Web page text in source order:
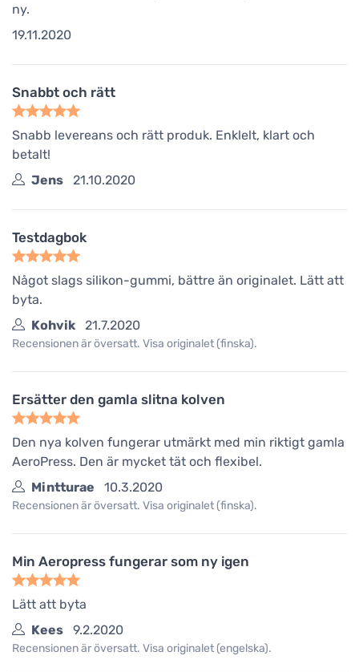
ny.
19.11.2020
Snabbt och rätt
Snabb levereans och rätt produk. Enklelt, klart och
betalt!
Jens
21.10.2020
Testdagbok
Något slags silikon-gummi, bättre än originalet. Lätt att
byta.
Kohvik
21.7.2020
Recensionen är översatt. Visa originalet (finska).
Ersätter den gamla slitna kolven
Den nya kolven fungerar utmärkt med min riktigt gamla
AeroPress. Den är mycket tät och flexibel.
Mintturae
10.3.2020
Recensionen är översatt. Visa originalet (finska).
Min Aeropress fungerar som ny igen
Lätt att byta
Kees
9.2.2020
Recensionen är översatt. Visa originalet (engelska).